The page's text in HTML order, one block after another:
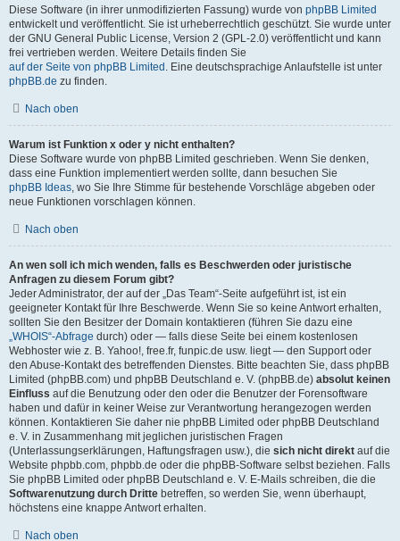
Diese Software (in ihrer unmodifizierten Fassung) wurde von phpBB Limited
entwickelt und veröffentlicht. Sie ist urheberrechtlich geschützt. Sie wurde unter
der GNU General Public License, Version 2 (GPL-2.0) veröffentlicht und kann
frei vertrieben werden. Weitere Details finden Sie
auf der Seite von phpBB Limited . Eine deutschsprachige Anlaufstelle ist unter
phpBB.de zu finden.
Nach oben
Warum ist Funktion x oder y nicht enthalten?
Diese Software wurde von phpBB Limited geschrieben. Wenn Sie denken,
dass eine Funktion implementiert werden sollte, dann besuchen Sie
phpBB Ideas, wo Sie Ihre Stimme für bestehende Vorschläge abgeben oder
neue Funktionen vorschlagen können.
Nach oben
An wen soll ich mich wenden, falls es Beschwerden oder juristische
Anfragen zu diesem Forum gibt?
Jeder Administrator, der auf der „Das Team“-Seite aufgeführt ist, ist ein
geeigneter Kontakt für Ihre Beschwerde. Wenn Sie so keine Antwort erhalten,
sollten Sie den Besitzer der Domain kontaktieren (führen Sie dazu eine
„WHOIS“-Abfrage durch) oder — falls diese Seite bei einem kostenlosen
Webhoster wie z. B. Yahoo!, free.fr, funpic.de usw. liegt — den Support oder
den Abuse-Kontakt des betreffenden Dienstes. Bitte beachten Sie, dass phpBB
Limited (phpBB.com) und phpBB Deutschland e. V. (phpBB.de) absolut keinen
Einfluss auf die Benutzung oder den oder die Benutzer der Forensoftware
haben und dafür in keiner Weise zur Verantwortung herangezogen werden
können. Kontaktieren Sie daher nie phpBB Limited oder phpBB Deutschland
e. V. in Zusammenhang mit jeglichen juristischen Fragen
(Unterlassungserklärungen, Haftungsfragen usw.), die sich nicht direkt auf die
Website phpbb.com, phpbb.de oder die phpBB-Software selbst beziehen. Falls
Sie phpBB Limited oder phpBB Deutschland e. V. E-Mails schreiben, die die
Softwarenutzung durch Dritte betreffen, so werden Sie, wenn überhaupt,
höchstens eine knappe Antwort erhalten.
Nach oben